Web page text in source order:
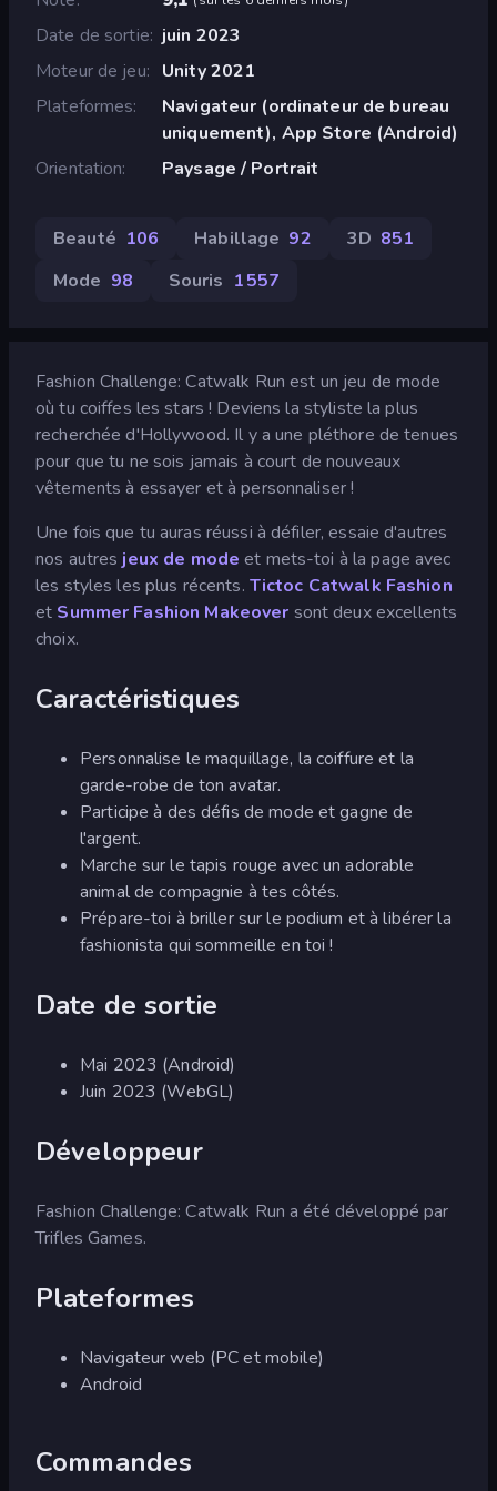
Date de sortie juin 2023
Moteur de jeu
Unity 2021
Plateformes
Navigateur (ordinateur de bureau
uniquement), App Store (Android)
Orientation
Paysage / Portrait
Beauté 106 Habillage 92 3D 851
Mode 98 Souris 1 557
Fashion Challenge: Catwalk Run est un jeu de mode
où tu coiffes les stars ! Deviens la styliste la plus
recherchée d'Hollywood. Il y a une pléthore de tenues
pour que tu ne sois jamais à court de nouveaux
vêtements à essayer et à personnaliser !
Une fois que tu auras réussi à défiler, essaie d'autres
nos autres jeux de modeet mets-toi à la page avec
les styles les plus récents. Tictoc Catwalk Fashion
et Summer Fashion Makeover sont deux excellents
choix.
Caractéristiques
Personnalise le maquillage, la coiffure et la
garde-robe de ton avatar.
Participe à des défis de mode et gagne de
l'argent.
Marche sur le tapis rouge avec un adorable
animal de compagnie à tes côtés.
Prépare-toi à briller sur le podium et à libérer la
fashionista qui sommeille en toi !
Date de sortie
Mai 2023 (Android)
Juin 2023 (WebGL)
Développeur
Fashion Challenge: Catwalk Run a été développé par
Trifles Games.
Plateformes
Navigateur web (PC et mobile)
Android
Commandes